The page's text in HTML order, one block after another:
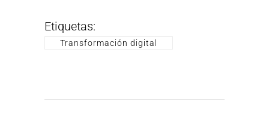
Etiquetas:
Transformación digital